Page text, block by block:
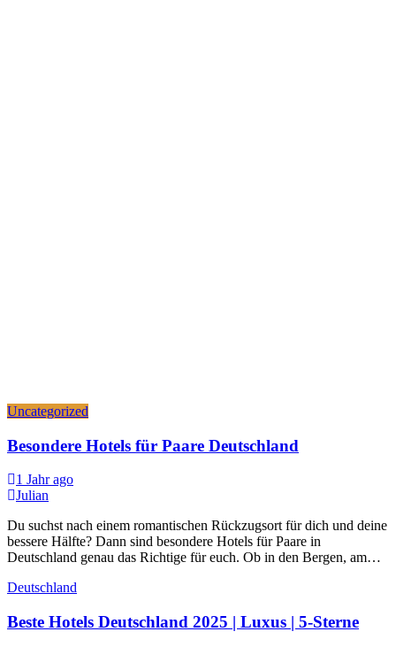
Uncategorized
Besondere Hotels für Paare Deutschland
1 Jahr ago
Julian
Du suchst nach einem romantischen Rückzugsort für dich und deine
bessere Hälfte? Dann sind besondere Hotels für Paare in
Deutschland genau das Richtige für euch. Ob in den Bergen, am…
Deutschland
Beste Hotels Deutschland 2025 | Luxus | 5-Sterne